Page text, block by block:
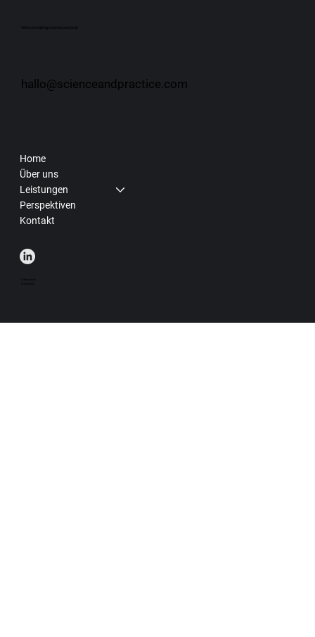
We love making science practical.
hallo@scienceandpractice.com
Home
Über uns
Leistungen
Perspektiven
Kontakt